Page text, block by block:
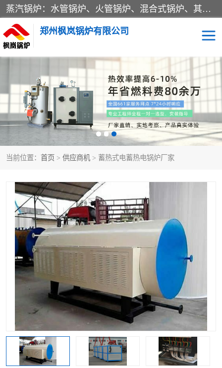
蒸汽锅炉：水管锅炉、火管锅炉、混合式锅炉、其他蒸汽锅炉； 热水锅炉：家用型集中供暖用热水锅炉、其他热水锅炉； 有机热载体锅炉； 船用蒸汽锅炉； （锅炉用辅助设备及装置）蒸汽冷凝器：表面冷凝器、混合式冷凝器、空冷式冷凝器、其他蒸汽冷凝器； 锅炉用辅助设备：节热器、蒸汽收集器、蓄能器、烟垢清除器、气体回收器、泥渣刮除器、空气预热器、其他锅炉用辅助设备；
郑州枫岚锅炉有限公司
当前位置： 首页 > 供应商机 > 蓄热式电蓄热电锅炉厂家